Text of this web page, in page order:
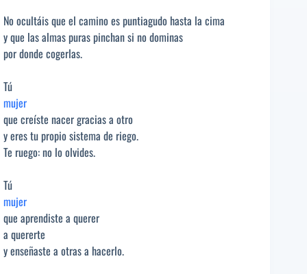
No ocultáis que el camino es puntiagudo hasta la cima
y que las almas puras pinchan si no dominas
por donde cogerlas.
Tú
mujer
que creíste nacer gracias a otro
y eres tu propio sistema de riego.
Te ruego: no lo olvides.
Tú
mujer
que aprendiste a querer
a quererte
y enseñaste a otras a hacerlo.